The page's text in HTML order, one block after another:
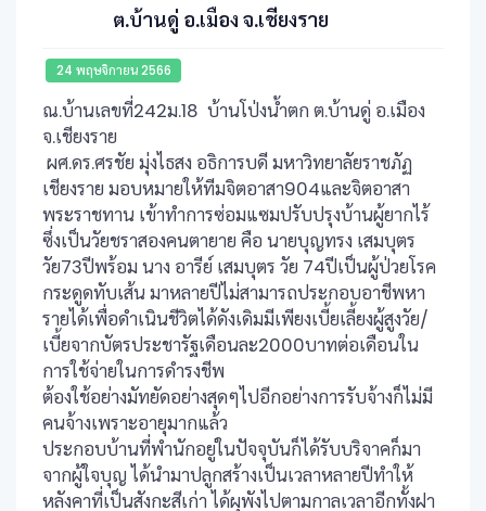
ต.บ้านดู่ อ.เมือง จ.เชียงราย
24 พฤษจิกายน 2566
ณ.บ้านเลขที่242ม.18 บ้านโป่งน้ำตก ต.บ้านดู่ อ.เมือง
จ.เชียงราย
ผศ.ดร.ศรชัย มุ่งไธสง อธิการบดี มหาวิทยาลัยราชภัฏ
เชียงราย มอบหมายให้ทีมจิตอาสา904และจิตอาสา
พระราชทาน เข้าทำการซ่อมแซมปรับปรุงบ้านผู้ยากไร้
ซึ่งเป็นวัยชราสองคนตายาย คือ นายบุญทรง เสมบุตร
วัย73ปีพร้อม นาง อารีย์ เสมบุตร วัย 74ปีเป็นผู้ป่วยโรค
กระดูดทับเส้น มาหลายปีไม่สามารถประกอบอาชีพหา
รายได้เพื่อดำเนินชีวิตได้ดังเดิมมีเพียงเบี้ยเลี้ยงผู้สูงวัย/
เบี้ยจากบัตรประชารัฐเดือนละ2000บาทต่อเดือนใน
การใช้จ่ายในการดำรงชีพ
ต้องใช้อย่างมัทยัดอย่างสุดๆไปอีกอย่างการรับจ้างก็ไม่มี
คนจ้างเพราะอายุมากแล้ว
ประกอบบ้านที่พำนักอยู่ในปัจจุบันก็ได้รับบริจาคก็มา
จากผู้ใจบุญ ได้นำมาปลูกสร้างเป็นเวลาหลายปีทำให้
หลังคาที่เป็นสังกะสีเก่า ได้ผุพังไปตามกาลเวลาอีกทั้งฝา